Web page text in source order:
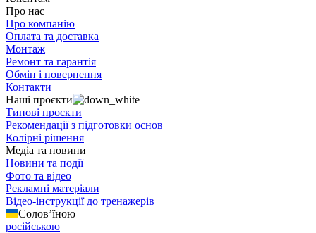
Про нас
Про компанію
Оплата та доставка
Монтаж
Ремонт та гарантія
Обмін і повернення
Контакти
Наші проєкти
Типові проєкти
Рекомендації з підготовки основ
Колірні рішення
Медіа та новини
Новини та події
Фото та відео
Рекламні матеріали
Відео-інструкції до тренажерів
Солов’їною
російською